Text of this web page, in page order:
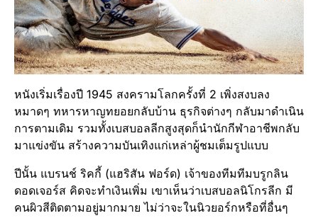
หนังเริ่มเรื่องปี 1945 สงครามโลกครั้งที่ 2 เพิ่งสงบลง
หมาดๆ ทหารหาญทยอยกลับบ้าน ธุรกิจต่างๆ กลับมาดำเนิน
การตามเดิม รวมทั้งเบสบอลลีกสูงสุดก็นำนักกีฬาอาชีพกลับ
มาแข่งขัน สร้างความบันเทิงแก่เหล่าผู้ชมเต็มรูปแบบ
ปีนั้น แบรนช์ ริคกี้ (แฮริสัน ฟอร์ด) เจ้าของทีมทีมบรูกลิน
ดอดเจอร์ส คิดจะทำเงินเพิ่ม เขาเห็นว่าเบสบอลนิโกรลีก มี
คนผิวสีติดตามอยู่มากมาย ไม่ว่าจะในนิวยอร์กหรือที่อื่นๆ